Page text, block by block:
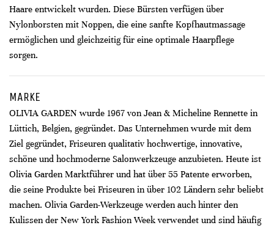
Haare entwickelt wurden. Diese Bürsten verfügen über
Nylonborsten mit Noppen, die eine sanfte Kopfhautmassage
ermöglichen und gleichzeitig für eine optimale Haarpflege
sorgen.
MARKE
OLIVIA GARDEN wurde 1967 von Jean & Micheline Rennette in
Lüttich, Belgien, gegründet. Das Unternehmen wurde mit dem
Ziel gegründet, Friseuren qualitativ hochwertige, innovative,
schöne und hochmoderne Salonwerkzeuge anzubieten. Heute ist
Olivia Garden Marktführer und hat über 55 Patente erworben,
die seine Produkte bei Friseuren in über 102 Ländern sehr beliebt
machen. Olivia Garden-Werkzeuge werden auch hinter den
Kulissen der New York Fashion Week verwendet und sind häufig